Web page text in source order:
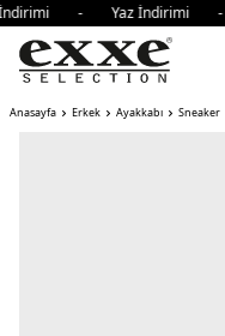
- Yaz
Anasayfa Erkek Ayakkabı Sneaker